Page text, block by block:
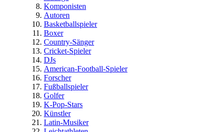
Komponisten
Autoren
Basketballspieler
Boxer
Country-Sänger
Cricket-Spieler
DJs
American-Football-Spieler
Forscher
Fußballspieler
Golfer
K-Pop-Stars
Künstler
Latin-Musiker